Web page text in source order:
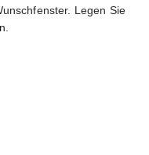
Legen Sie